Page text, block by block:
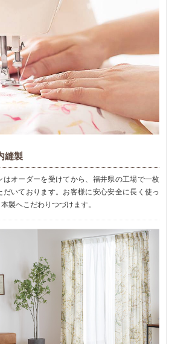
縫製
はオーダーを受けてから、福井県の工場で一枚
いております。お客様に安心安全に長く使っ
製へこだわりつづけます。